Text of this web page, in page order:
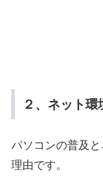
２、ネッ
パソコンの普及
理由です。